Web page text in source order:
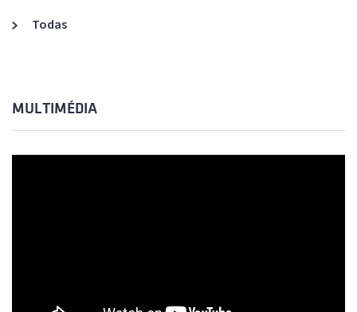
Todas
MULTIMÉDIA